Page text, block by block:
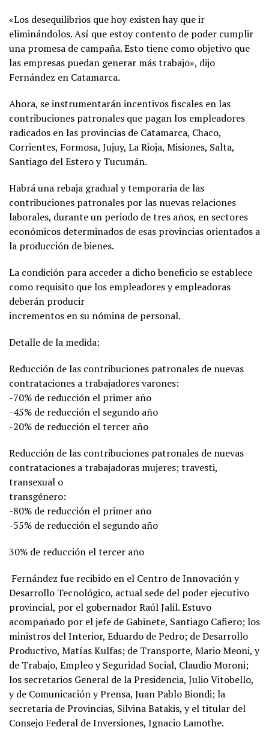
«Los desequilibrios que hoy existen hay que ir
eliminándolos. Así que estoy contento de poder cumplir
una promesa de campaña. Esto tiene como objetivo que
las empresas puedan generar más trabajo», dijo
Fernández en Catamarca.
Ahora, se instrumentarán incentivos fiscales en las
contribuciones patronales que pagan los empleadores
radicados en las provincias de Catamarca, Chaco,
Corrientes, Formosa, Jujuy, La Rioja, Misiones, Salta,
Santiago del Estero y Tucumán.
Habrá una rebaja gradual y temporaria de las
contribuciones patronales por las nuevas relaciones
laborales, durante un periodo de tres años, en sectores
económicos determinados de esas provincias orientados a
la producción de bienes.
La condición para acceder a dicho beneficio se establece
como requisito que los empleadores y empleadoras
deberán producir
incrementos en su nómina de personal.
Detalle de la medida:
Reducción de las contribuciones patronales de nuevas
contrataciones a trabajadores varones:
-70% de reducción el primer año
-45% de reducción el segundo año
-20% de reducción el tercer año
Reducción de las contribuciones patronales de nuevas
contrataciones a trabajadoras mujeres; travesti,
transexual o
transgénero:
-80% de reducción el primer año
-55% de reducción el segundo año
30% de reducción el tercer año
Fernández fue recibido en el Centro de Innovación y
Desarrollo Tecnológico, actual sede del poder ejecutivo
provincial, por el gobernador Raúl Jalil. Estuvo
acompañado por el jefe de Gabinete, Santiago Cafiero; los
ministros del Interior, Eduardo de Pedro; de Desarrollo
Productivo, Matías Kulfas; de Transporte, Mario Meoni, y
de Trabajo, Empleo y Seguridad Social, Claudio Moroni;
los secretarios General de la Presidencia, Julio Vitobello,
y de Comunicación y Prensa, Juan Pablo Biondi; la
secretaria de Provincias, Silvina Batakis, y el titular del
Consejo Federal de Inversiones, Ignacio Lamothe.